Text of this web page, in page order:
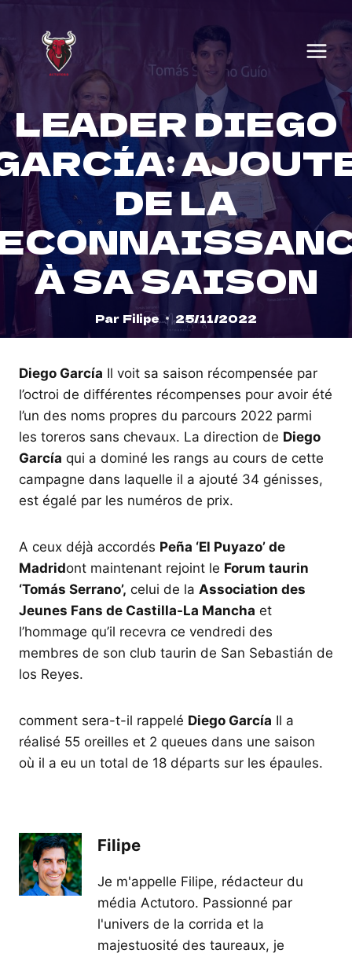
content
LEADER DIEGO
DE LA
À SA SAISON
Par Filipe 25/11/2022
Diego García Il voit sa saison récompensée par
l’octroi de différentes récompenses pour avoir été
l’un des noms propres du parcours 2022 parmi
les toreros sans chevaux. La direction de Diego
García qui a dominé les rangs au cours de cette
campagne dans laquelle il a ajouté 34 génisses,
est égalé par les numéros de prix.
A ceux déjà accordés Peña ‘El Puyazo’ de
Madridont maintenant rejoint le Forum taurin
‘Tomás Serrano’, celui de la Association des
Jeunes Fans de Castilla-La Mancha et
l’hommage qu’il recevra ce vendredi des
membres de son club taurin de San Sebastián de
los Reyes.
comment sera-t-il rappelé Diego García Il a
réalisé 55 oreilles et 2 queues dans une saison
où il a eu un total de 18 départs sur les épaules.
Filipe
Je m'appelle Filipe, rédacteur du
média Actutoro. Passionné par
l'univers de la corrida et la
majestuosité des taureaux, je